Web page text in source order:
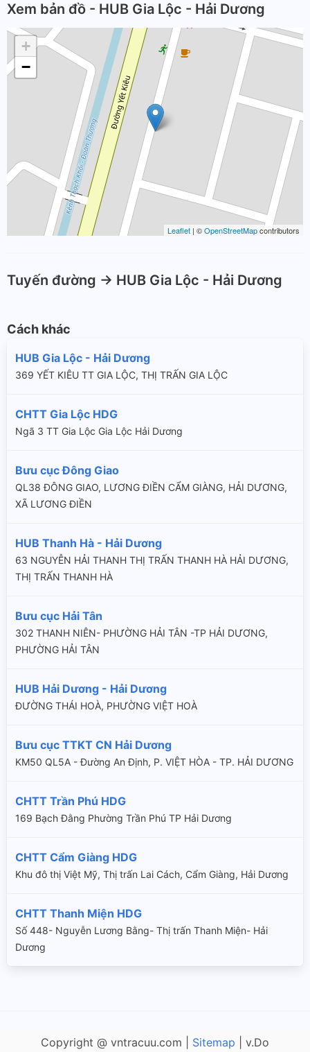
Xem bản đồ - HUB Gia Lộc - Hải Dương
+
−
Leaflet | ©OpenStreetMapcontributors
Tuyến đường -> HUB Gia Lộc - Hải Dương
Cách khác
HUB Gia Lộc - Hải Dương
369 YẾT KIÊU TT GIA LỘC, THỊ TRẤN GIA LỘC
CHTT Gia Lộc HDG
Ngã 3 TT Gia Lộc Gia Lộc Hải Dương
Bưu cục Đông Giao
QL38 ĐÔNG GIAO, LƯƠNG ĐIỀN CẨM GIÀNG, HẢI DƯƠNG,
XÃ LƯƠNG ĐIỀN
HUB Thanh Hà - Hải Dương
63 NGUYỄN HẢI THANH THỊ TRẤN THANH HÀ HẢI DƯƠNG,
THỊ TRẤN THANH HÀ
Bưu cục Hải Tân
302 THANH NIÊN- PHƯỜNG HẢI TÂN -TP HẢI DƯƠNG,
PHƯỜNG HẢI TÂN
HUB Hải Dương - Hải Dương
ĐƯỜNG THÁI HOÀ, PHƯỜNG VIỆT HOÀ
Bưu cục TTKT CN Hải Dương
KM50 QL5A - Đường An Định, P. VIỆT HÒA - TP. HẢI DƯƠNG
CHTT Trần Phú HDG
169 Bạch Đằng Phường Trần Phú TP Hải Dương
CHTT Cẩm Giàng HDG
Khu đô thị Việt Mỹ, Thị trấn Lai Cách, Cẩm Giàng, Hải Dương
CHTT Thanh Miện HDG
Số 448- Nguyễn Lương Bằng- Thị trấn Thanh Miện- Hải
Dương
Copyright @ vntracuu.com | Sitemap | v.Do